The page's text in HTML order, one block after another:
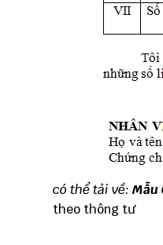
có thể tải về: Mẫu
theo thông tư